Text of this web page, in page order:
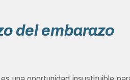
del embarazo